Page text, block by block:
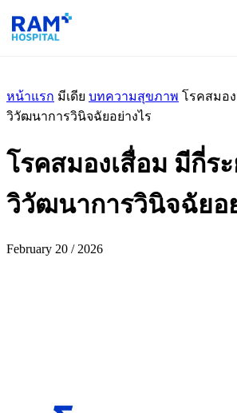
หน้าแรก มีเดีย บทความสุขภาพ โรคสมอ
วิวัฒนาการวินิจฉัยอย่างไร
โรคสมองเสื่อม มีกี่ร
วิวัฒนาการวินิจฉัยอ
February 20 / 2026